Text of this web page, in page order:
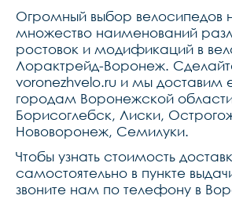
Огромный выбор велосипедов
множество наименований
ростовок и модификаций в
Лорактрейд-Воронеж.
voronezhvelo.ru и мы доставим
городам Воронежской
Борисоглебск, Лиски,
Нововоронеж, Семилуки.
Чтобы узнать стоимость
самостоятельно в пункте
звоните нам по телефону в